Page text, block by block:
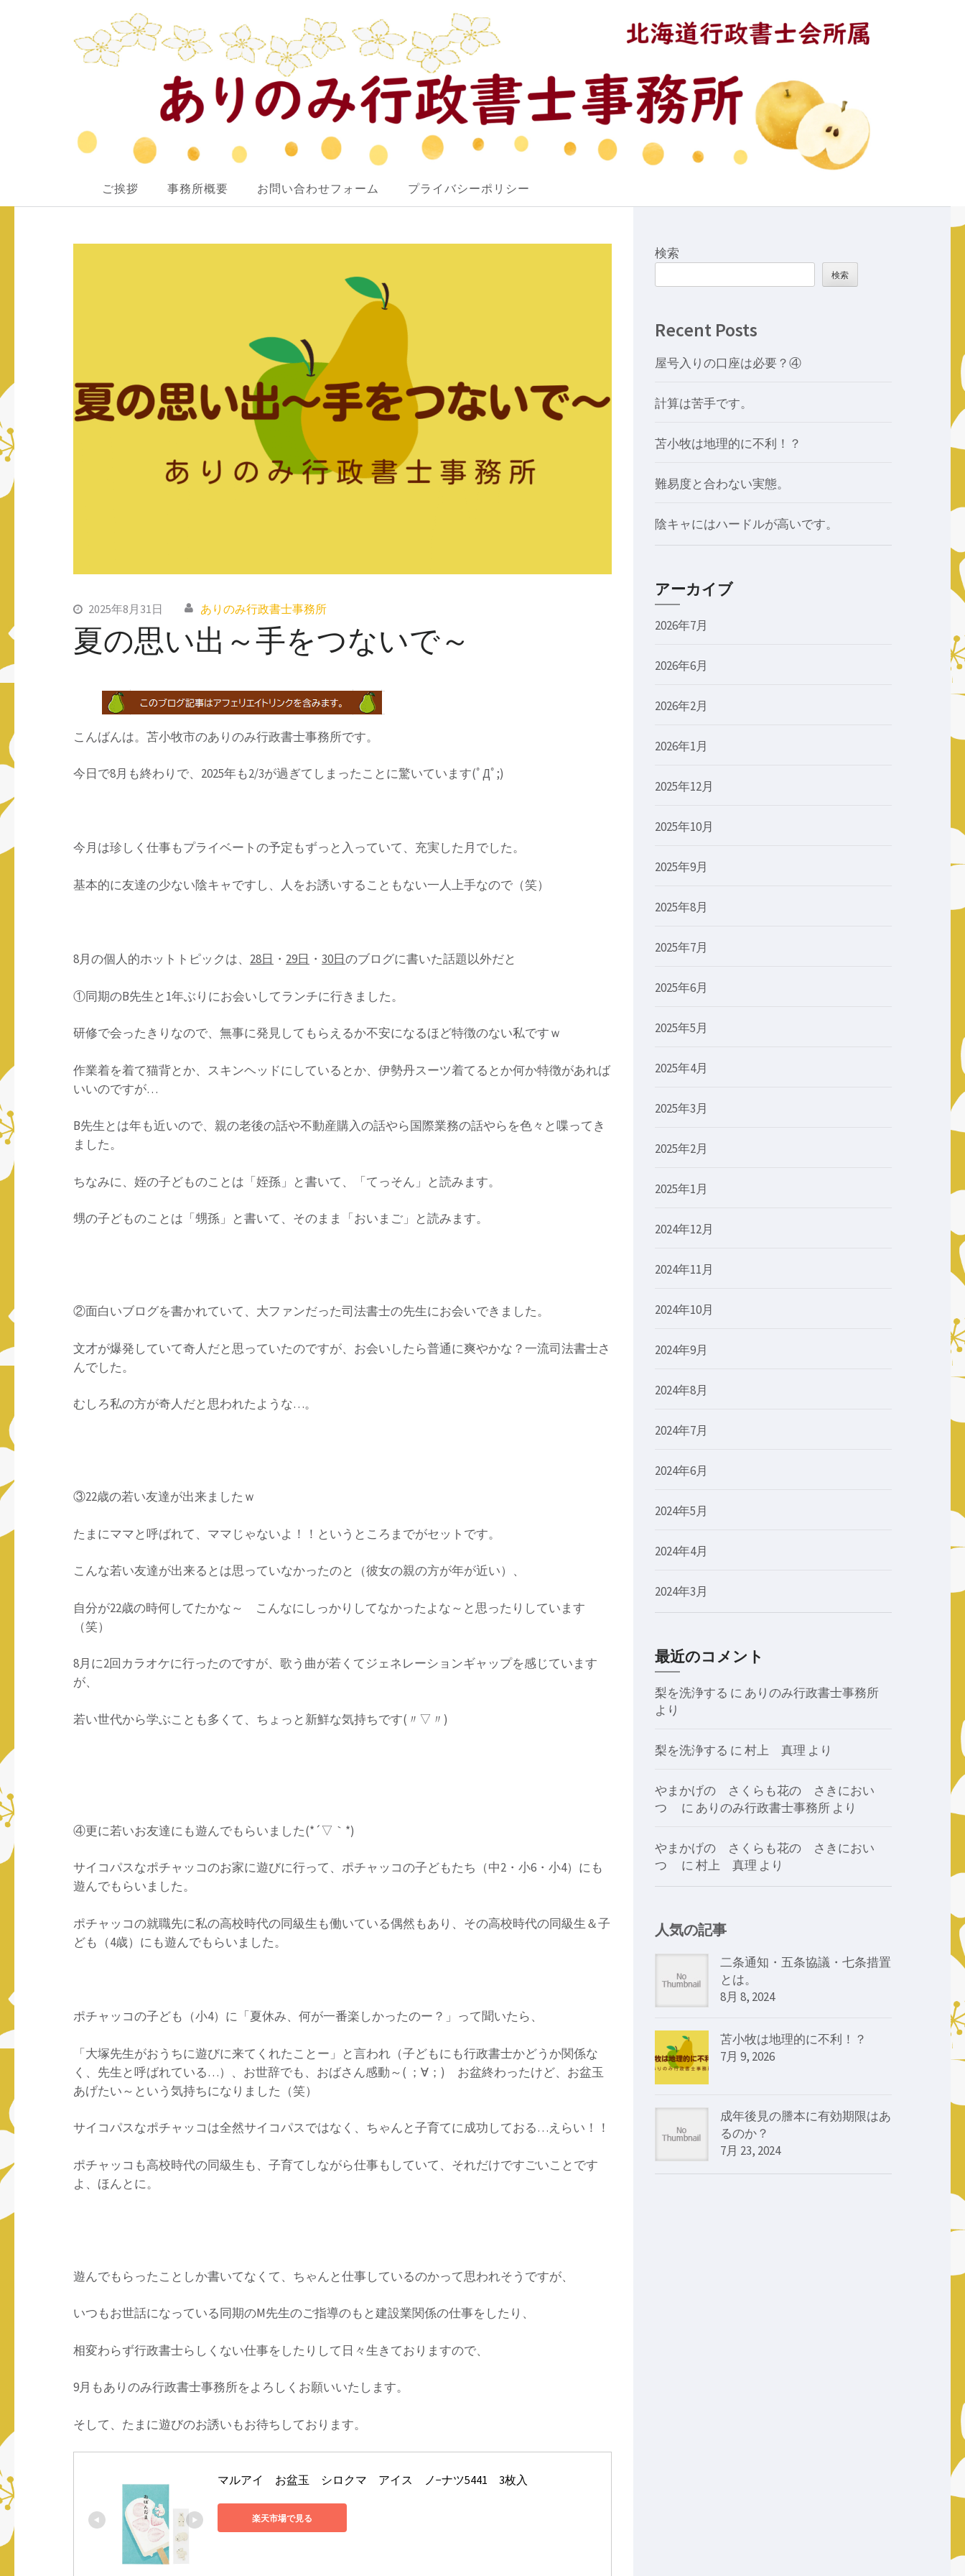
プ
押
ありのみ行政書士事務所
あなたのナシをアリ！に変えていきたい
ご挨拶 事務所概要 お問い合わせフォーム プライバシーポリシー
2025年8月31日 ありのみ行政書士事務所
夏の思い出～手をつないで～
こんばんは。苫小牧市のありのみ行政書士事務所です。
今日で8月も終わりで、2025年も2/3が過ぎてしまったことに驚いています(ﾟДﾟ;)
今月は珍しく仕事もプライベートの予定もずっと入っていて、充実した月でした。
基本的に友達の少ない陰キャですし、人をお誘いすることもない一人上手なので（笑）
8月の個人的ホットトピックは、 28日 ・ 29日 ・ 30日のブログに書いた話題以外だと
①同期のB先生と1年ぶりにお会いしてランチに行きました。
研修で会ったきりなので、無事に発見してもらえるか不安になるほど特徴のない私ですｗ
作業着を着て猫背とか、スキンヘッドにしているとか、伊勢丹スーツ着てるとか何か特徴があれば
いいのですが…
B先生とは年も近いので、親の老後の話や不動産購入の話やら国際業務の話やらを色々と喋ってき
ました。
ちなみに、姪の子どものことは「姪孫」と書いて、「てっそん」と読みます。
甥の子どものことは「甥孫」と書いて、そのまま「おいまご」と読みます。
②面白いブログを書かれていて、大ファンだった司法書士の先生にお会いできました。
文才が爆発していて奇人だと思っていたのですが、お会いしたら普通に爽やかな？一流司法書士さ
んでした。
むしろ私の方が奇人だと思われたような…。
③22歳の若い友達が出来ましたｗ
たまにママと呼ばれて、ママじゃないよ！！というところまでがセットです。
こんな若い友達が出来るとは思っていなかったのと（彼女の親の方が年が近い）、
自分が22歳の時何してたかな～ こんなにしっかりしてなかったよな～と思ったりしています
（笑）
8月に2回カラオケに行ったのですが、歌う曲が若くてジェネレーションギャップを感じています
が、
若い世代から学ぶことも多くて、ちょっと新鮮な気持ちです(〃▽〃)
④更に若いお友達にも遊んでもらいました(*´▽｀*)
サイコパスなポチャッコのお家に遊びに行って、ポチャッコの子どもたち（中2・小6・小4）にも
遊んでもらいました。
ポチャッコの就職先に私の高校時代の同級生も働いている偶然もあり、その高校時代の同級生＆子
ども（4歳）にも遊んでもらいました。
ポチャッコの子ども（小4）に「夏休み、何が一番楽しかったのー？」って聞いたら、
「大塚先生がおうちに遊びに来てくれたことー」と言われ（子どもにも行政書士かどうか関係な
く、先生と呼ばれている…）、お世辞でも、おばさん感動～( ；∀；) お盆終わったけど、お盆玉
あげたい～という気持ちになりました（笑）
サイコパスなポチャッコは全然サイコパスではなく、ちゃんと子育てに成功しておる…えらい！！
ポチャッコも高校時代の同級生も、子育てしながら仕事もしていて、それだけですごいことです
よ、ほんとに。
遊んでもらったことしか書いてなくて、ちゃんと仕事しているのかって思われそうですが、
いつもお世話になっている同期のM先生のご指導のもと建設業関係の仕事をしたり、
相変わらず行政書士らしくない仕事をしたりして日々生きておりますので、
9月もありのみ行政書士事務所をよろしくお願いいたします。
そして、たまに遊びのお誘いもお待ちしております。
マルアイ　お盆玉　シロクマ　アイス　ノ−ナツ5441　3枚入
楽天市場で見る
検索
検索
Recent Posts
屋号入りの口座は必要？④
計算は苦手です。
苫小牧は地理的に不利！？
難易度と合わない実態。
陰キャにはハードルが高いです。
アーカイブ
2026年7月
2026年6月
2026年2月
2026年1月
2025年12月
2025年10月
2025年9月
2025年8月
2025年7月
2025年6月
2025年5月
2025年4月
2025年3月
2025年2月
2025年1月
2024年12月
2024年11月
2024年10月
2024年9月
2024年8月
2024年7月
2024年6月
2024年5月
2024年4月
2024年3月
最近のコメント
梨を洗浄する に ありのみ行政書士事務所
より
梨を洗浄する に村上 真理 より
やまかげの さくらも花の さきにおい
つゝ
に ありのみ行政書士事務所 より
やまかげの さくらも花の さきにおい
つゝ
に村上 真理 より
人気の記事
二条通知・五条協議・七条措置
とは。
8月 8, 2024
苫小牧は地理的に不利！？
7月 9, 2026
成年後見の謄本に有効期限はあ
るのか？
7月 23, 2024